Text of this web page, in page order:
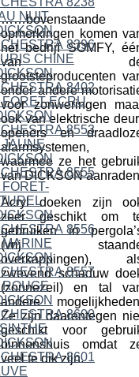
……bovenstaande
opmerkingen komen
het bedrijf SOMFY,
van
grootsteproducenten
onder andere
voor zonweringen
ook van elektrische
openers en
alarmsystemen,
waarmee ze het
van DICKSON
Acryl doeken zijn
zeer geschikt om
gebruiken in
(vrij
overkappingen),
zwevend schaduw
(zonnezeil) en tal
andere
Ze zijn daarentegen
geschikt voor
binnenshuis omdat
veel te dik zijn.